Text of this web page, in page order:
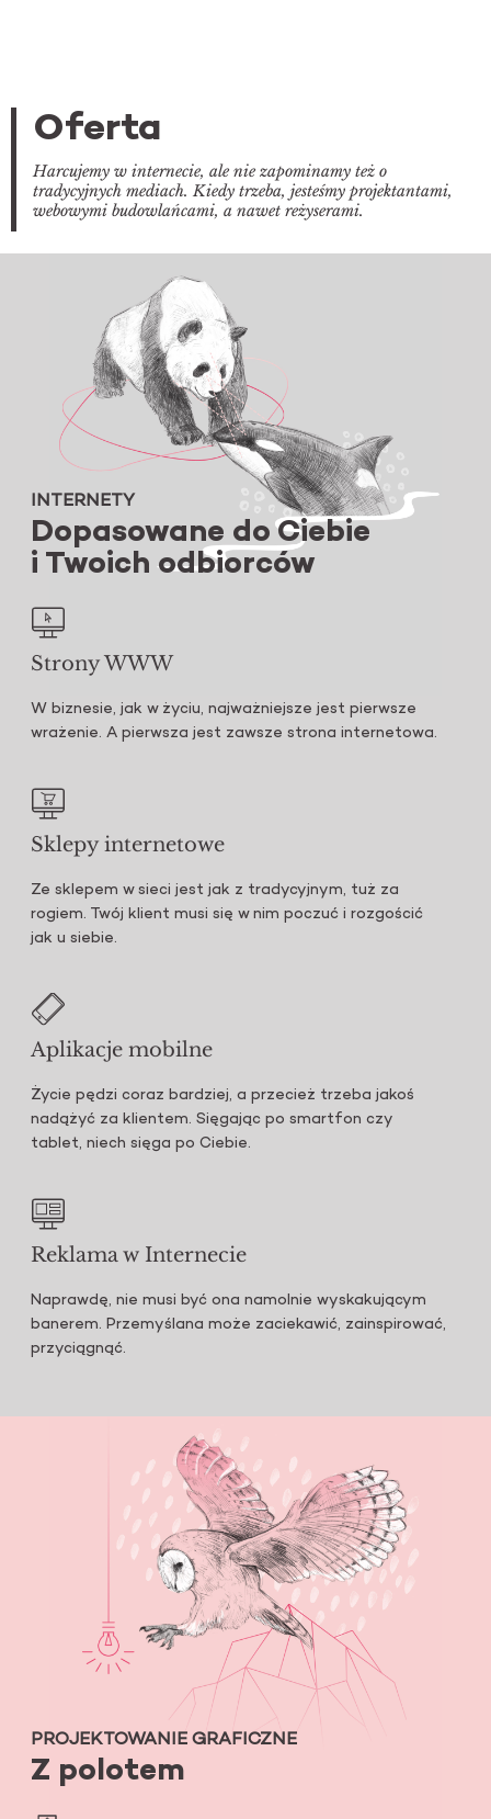
Oferta
Harcujemy w internecie, ale nie zapominamy też o
tradycyjnych mediach. Kiedy trzeba, jesteśmy projektantami,
webowymi budowlańcami, a nawet reżyserami.
INTERNETY
Dopasowane do Ciebie
i Twoich odbiorców
Strony WWW
W biznesie, jak w życiu, najważniejsze jest pierwsze
wrażenie. A pierwsza jest zawsze strona internetowa.
Sklepy internetowe
Ze sklepem w sieci jest jak z tradycyjnym, tuż za
rogiem. Twój klient musi się w nim poczuć i rozgościć
jak u siebie.
Aplikacje mobilne
Życie pędzi coraz bardziej, a przecież trzeba jakoś
nadążyć za klientem. Sięgając po smartfon czy
tablet, niech sięga po Ciebie.
Reklamaw Internecie
Naprawdę, nie musi być ona namolnie wyskakującym
banerem. Przemyślana może zaciekawić, zainspirować,
przyciągnąć.
PROJEKTOWANIE GRAFICZNE
Z polotem